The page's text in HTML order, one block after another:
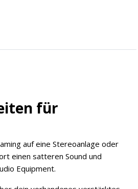
für
auf eine Stereoanlage oder
einen satteren Sound und
Equipment.